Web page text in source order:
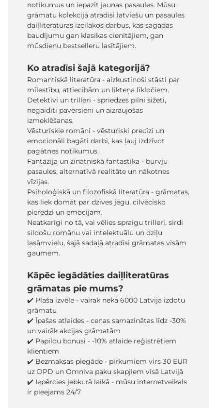
notikumus un iepazīt jaunas pasaules. Mūsu
grāmatu kolekcijā atradīsi latviešu un pasaules
daiļliteratūras izcilākos darbus, kas sagādās
baudījumu gan klasikas cienītājiem, gan
mūsdienu bestselleru lasītājiem.
Ko atradīsi šajā kategorijā?
Romantiskā literatūra - aizkustinoši stāsti par
mīlestību, attiecībām un likteņa līkločiem.
Detektīvi un trilleri - spriedzes pilni sižeti,
negaidīti pavērsieni un aizraujošas
izmeklēšanas.
Vēsturiskie romāni - vēsturiski precīzi un
emocionāli bagāti darbi, kas ļauj izdzīvot
pagātnes notikumus.
Fantāzija un zinātniskā fantastika - burvju
pasaules, alternatīvā realitāte un nākotnes
vīzijas.
Psiholoģiskā un filozofiskā literatūra - grāmatas,
kas liek domāt par dzīves jēgu, cilvēcisko
pieredzi un emocijām.
Neatkarīgi no tā, vai vēlies spraigu trilleri, sirdi
sildošu romānu vai intelektuālu un dziļu
lasāmvielu, šajā sadaļā atradīsi grāmatas visām
gaumēm.
Kāpēc iegādāties daiļliteratūras
grāmatas pie mums?
✔️ Plaša izvēle - vairāk nekā 6000 Latvijā izdotu
grāmatu
✔️ Īpašas atlaides - cenas samazinātas līdz -30%
un vairāk akcijas grāmatām
✔️ Papildu bonusi - -10% atlaide reģistrētiem
klientiem
✔️ Bezmaksas piegāde - pirkumiem virs 30 EUR
uz DPD un Omniva paku skapjiem visā Latvijā
✔️ Iepērcies jebkurā laikā - mūsu internetveikals
ir pieejams 24/7